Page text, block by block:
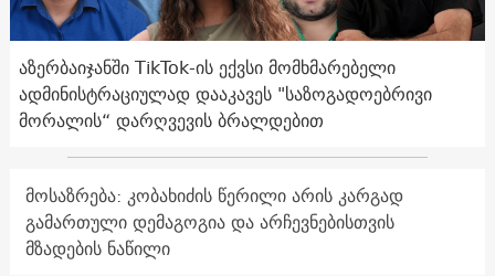
აზერბაიჯანში TikTok-ის ექვსი მომხმარებელი
ადმინისტრაციულად დააკავეს "საზოგადოებრივი
მორალის“ დარღვევის ბრალდებით
მოსაზრება: კობახიძის წერილი არის კარგად
გამართული დემაგოგია და არჩევნებისთვის
მზადების ნაწილი